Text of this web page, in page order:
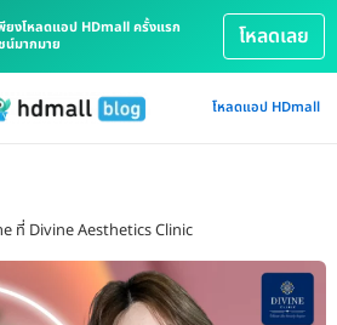
ยงโหลดแอป HDmall ครั้งแรก
น์มากมาย
โหลดเลย
โหลดแอป HDmall
ที่ Divine Aesthetics Clinic